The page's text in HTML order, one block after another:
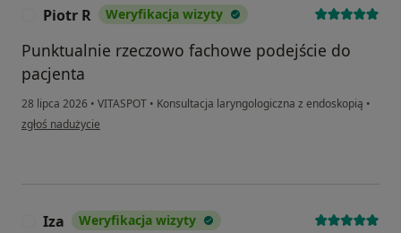
Piotr R Weryfikacja wizyty
Punktualnie rzeczowo fachowe podejście do
pacjenta
28 lipca 2026 • VITASPOT • Konsultacja laryngologiczna z endoskopią •
w opinii użytkownika Piotr R
zgłoś nadużycie
Iza Weryfikacja wizyty